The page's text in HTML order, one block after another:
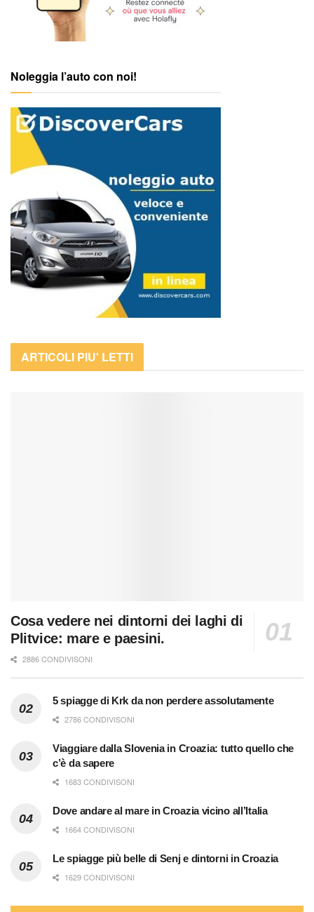
Noleggia l’auto con noi!
ARTICOLI PIU' LETTI
Cosa vedere nei dintorni dei laghi di
Plitvice: mare e paesini.
2886 CONDIVISONI
5 spiagge di Krk da non perdere assolutamente
2786 CONDIVISONI
Viaggiare dalla Slovenia in Croazia: tutto quello che
c’è da sapere
1683 CONDIVISONI
Dove andare al mare in Croazia vicino all’Italia
1664 CONDIVISONI
Le spiagge più belle di Senj e dintorni in Croazia
1629 CONDIVISONI